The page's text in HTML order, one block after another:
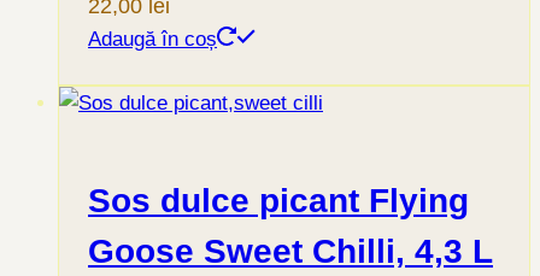
22,00 lei
Adaugă în coș
Sos dulce picant Flying
Goose Sweet Chilli, 4,3 L